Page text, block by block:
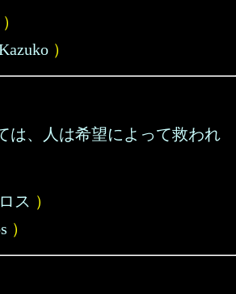
）
）
は、人は希望によって救われ
ス ）
）